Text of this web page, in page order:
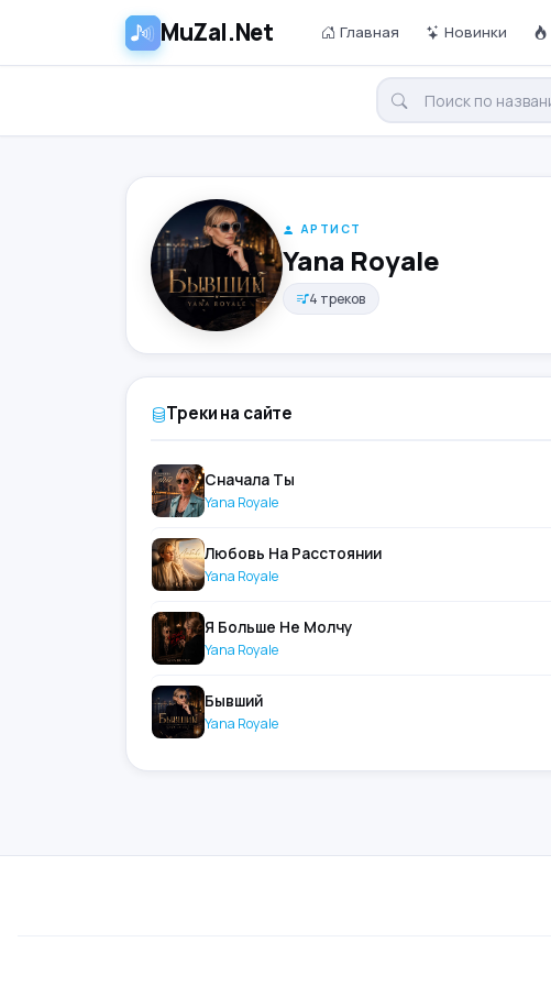
MuZal.Net Главная Новинки
АРТИСТ
Yana Royale
4 треков
Треки на сайте
Сначала Ты
Yana Royale
Любовь На Расстоянии
Yana Royale
Я Больше Не Молчу
Yana Royale
Бывший
Yana Royale